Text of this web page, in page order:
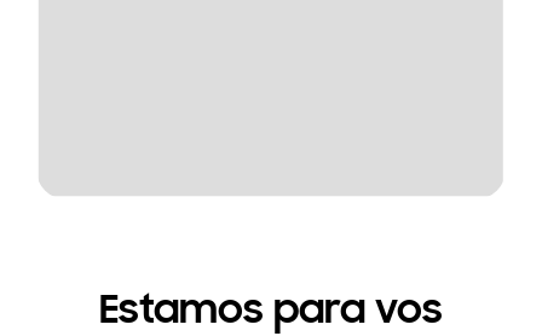
Estamos para vos